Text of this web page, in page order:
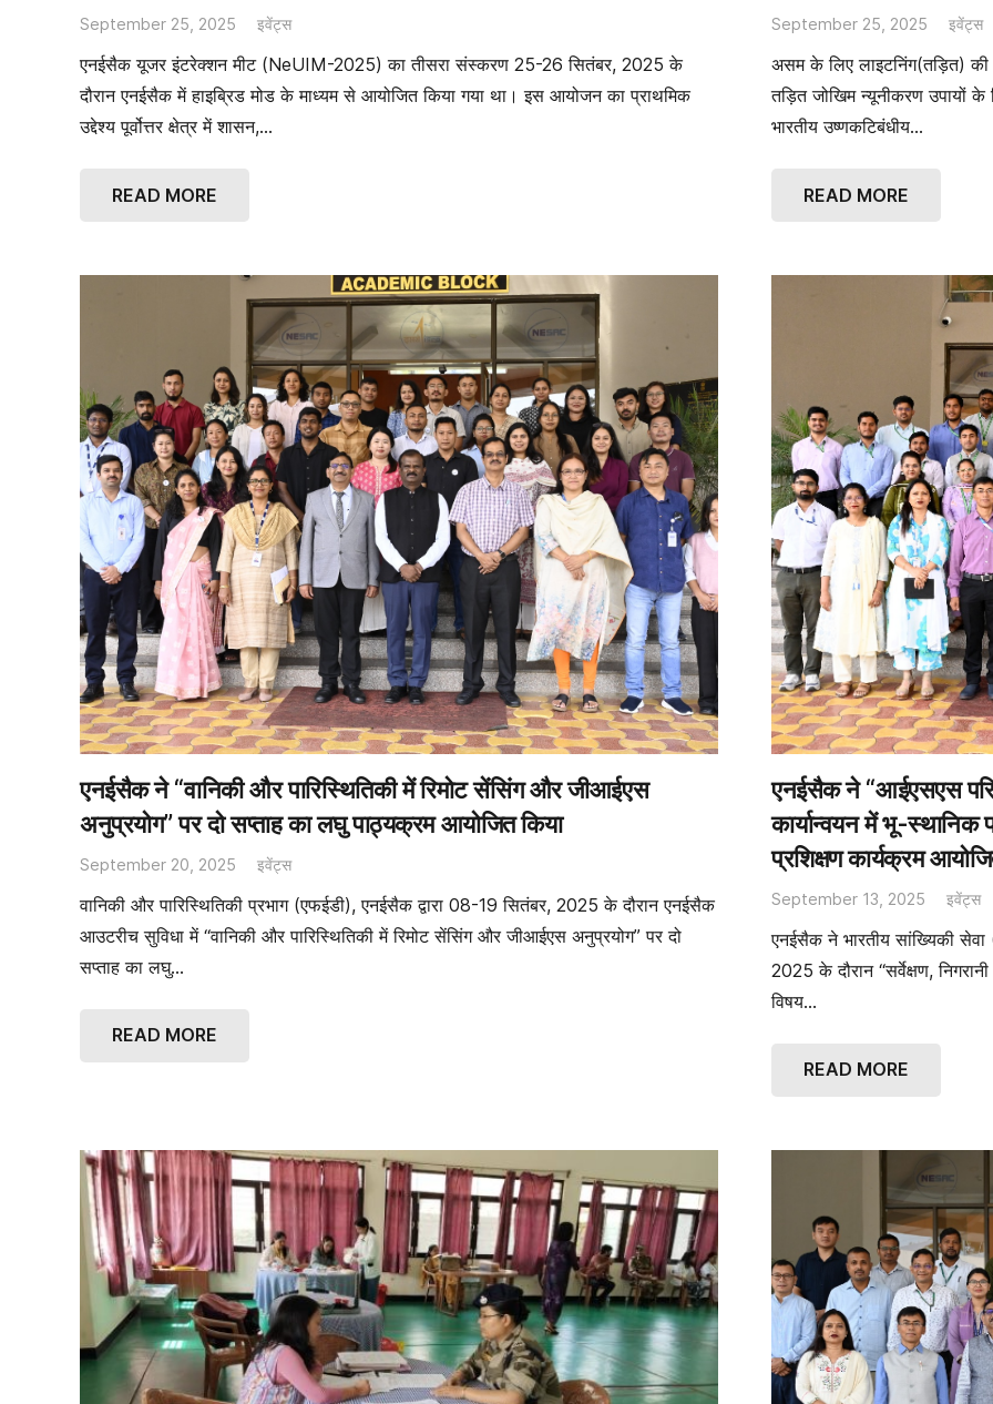
September 25, 2025 इवेंट्स
एनईसैक यूजर इंटरेक्शन मीट (NeUIM-2025) का तीसरा संस्करण 25-26 सितंबर, 2025 के
दौरान एनईसैक में हाइब्रिड मोड के माध्यम से आयोजित किया गया था। इस आयोजन का प्राथमिक
उद्देश्य पूर्वोत्तर क्षेत्र में शासन,…
READ MORE
September 25, 2025 इवेंट्स
असम के लिए लाइटनिंग(तड़ित) की
तड़ित जोखिम न्यूनीकरण उपायों के
भारतीय उष्णकटिबंधीय…
READ MORE
एनईसैक ने “वानिकी और पारिस्थितिकी में रिमोट सेंसिंग और जीआईएस
अनुप्रयोग” पर दो सप्ताह का लघु पाठ्यक्रम आयोजित किया
September 20, 2025 इवेंट्स
वानिकी और पारिस्थितिकी प्रभाग (एफईडी), एनईसैक द्वारा 08-19 सितंबर, 2025 के दौरान एनईसैक
आउटरीच सुविधा में “वानिकी और पारिस्थितिकी में रिमोट सेंसिंग और जीआईएस अनुप्रयोग” पर दो
सप्ताह का लघु…
READ MORE
एनईसैक ने “आईएसएस
कार्यान्वयन में भू-स्थानिक
प्रशिक्षण कार्यक्रम
September 13, 2025 इवेंट्स
एनईसैक ने भारतीय सांख्यिकी
2025 के दौरान “सर्वेक्षण,
विषय…
READ MORE